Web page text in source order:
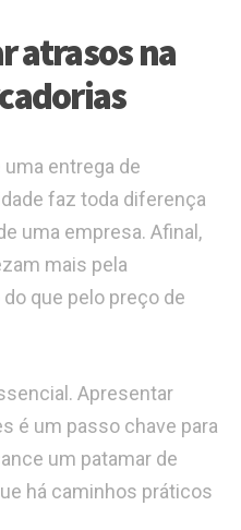
atrasos na
entrega de
faz toda diferença
uma empresa. Afinal,
mais pela
que pelo preço de
Apresentar
é um passo chave para
um patamar de
há caminhos práticos